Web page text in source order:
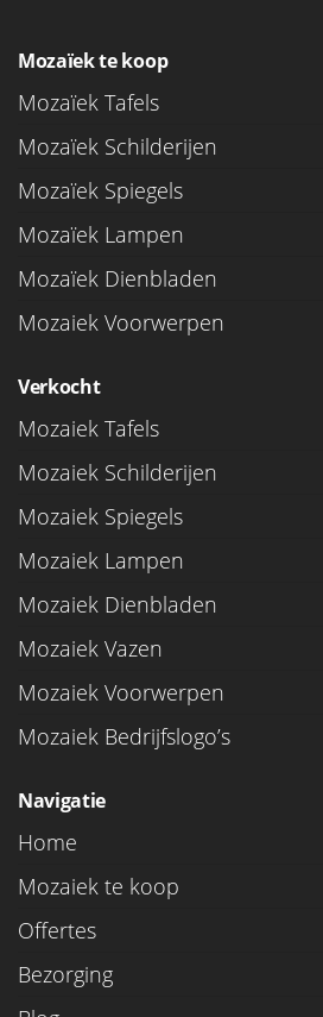
Mozaïek te koop
Mozaïek Tafels
Mozaïek Schilderijen
Mozaïek Spiegels
Mozaïek Lampen
Mozaïek Dienbladen
Mozaiek Voorwerpen
Verkocht
Mozaiek Tafels
Mozaiek Schilderijen
Mozaiek Spiegels
Mozaiek Lampen
Mozaiek Dienbladen
Mozaiek Vazen
Mozaiek Voorwerpen
Mozaiek Bedrijfslogo’s
Navigatie
Home
Mozaiek te koop
Offertes
Bezorging